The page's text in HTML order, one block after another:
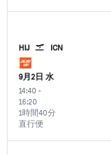
HIJ ICN
9月2日 水
14:40 -
16:20
直行便
1時間40分